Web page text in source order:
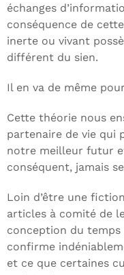
échanges
conséquence de
inerte ou vivant
différent du sien.
Il en va de même
Cette théorie nous
partenaire de vie qui
notre meilleur futur
conséquent, jamais
Loin d’être une
articles à comité de
conception du
confirme
et ce que certaines